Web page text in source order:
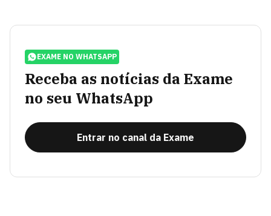
EXAME NO WHATSAPP
Receba as notícias da Exame
no seu WhatsApp
Entrar no canal da Exame